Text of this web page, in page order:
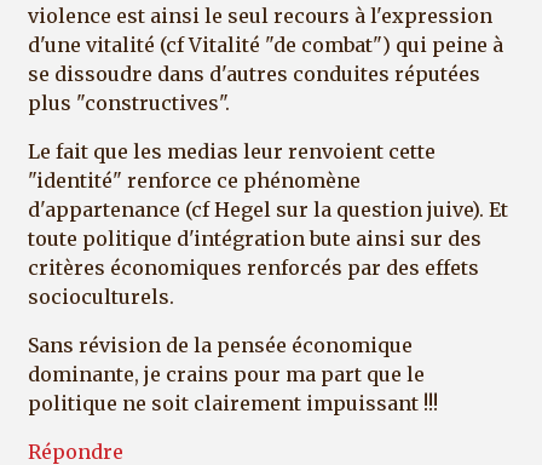
violence est ainsi le seul recours à l'expression
d'une vitalité (cf Vitalité "de combat") qui peine à
se dissoudre dans d'autres conduites réputées
plus "constructives".
Le fait que les medias leur renvoient cette
"identité" renforce ce phénomène
d'appartenance (cf Hegel sur la question juive). Et
toute politique d'intégration bute ainsi sur des
critères économiques renforcés par des effets
socioculturels.
Sans révision de la pensée économique
dominante, je crains pour ma part que le
politique ne soit clairement impuissant !!!
Répondre